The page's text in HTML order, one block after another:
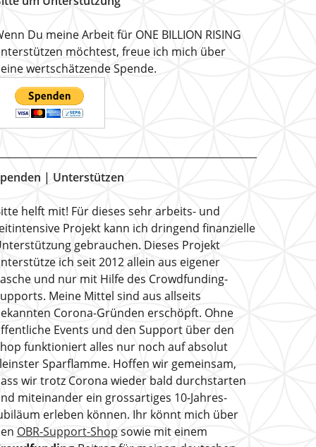
Du meine Arbeit für ONE BILLION RISING
möchtest, freue ich mich über
wertschätzende Spende.
| Unterstützen
helft mit! Für dieses sehr arbeits- und
Projekt kann ich dringend finanzielle
gebrauchen. Dieses Projekt
ich seit 2012 allein aus eigener
und nur mit Hilfe des Crowdfunding-
Meine Mittel sind aus allseits
Corona-Gründen erschöpft. Ohne
Events und den Support über den
funktioniert alles nur noch auf absolut
Sparflamme. Hoffen wir gemeinsam,
wir trotz Corona wieder bald durchstarten
miteinander ein grossartiges 10-Jahres-
erleben können. Ihr könnt mich über
OBR-Support-Shop sowie mit einem